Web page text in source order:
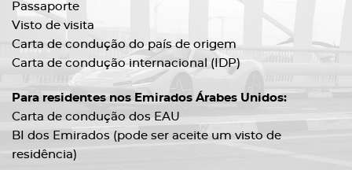
Passaporte
Visto de visita
Carta de condução do país de origem
Carta de condução internacional (IDP)
Para residentes nos Emirados Árabes Unidos:
Carta de condução dos EAU
BI dos Emirados (pode ser aceite um visto de
residência)